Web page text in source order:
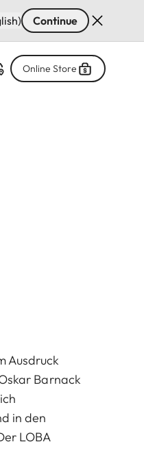
Continue
Online Store
Ausdruck
Barnack
in den
LOBA